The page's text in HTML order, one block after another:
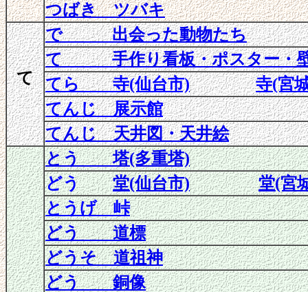
つばき ツバキ
て
で 出会った動物たち
て 手作り看板・ポスター・
てら 寺(仙台市)
寺(宮
てんじ 展示館
てんじ 天井図・天井絵
とう 塔(多重塔)
どう堂(仙台市)
堂(宮
とうげ 峠
どう 道標
どうそ 道祖神
どう 銅像